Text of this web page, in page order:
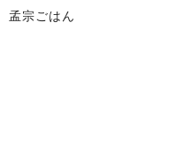
孟宗ごはん